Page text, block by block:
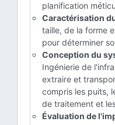
planification
Caractérisation
taille, de la forme
pour déterminer
Conception du
Ingénierie de
extraire et
compris les puits,
de traitement et
Évaluation de